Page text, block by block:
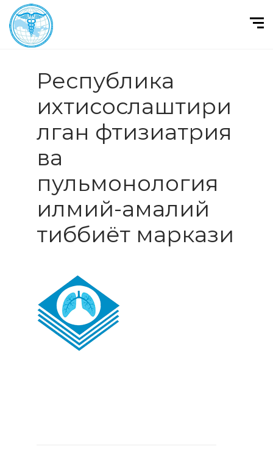
Республика
ихтисослаштири
лган фтизиатрия
ва
пульмонология
илмий-амалий
тиббиёт маркази